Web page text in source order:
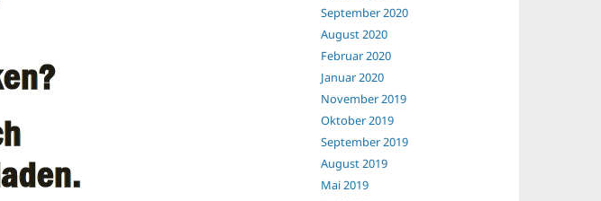
September 2020
August 2020
Februar 2020
Januar 2020
November 2019
Oktober 2019
September 2019
August 2019
Mai 2019